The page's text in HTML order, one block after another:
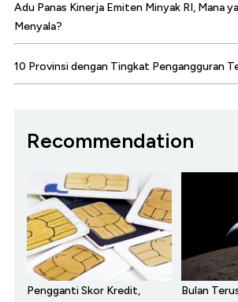
Adu Panas Kinerja Emiten Minyak RI, Mana
Menyala?
10 Provinsi dengan Tingkat Pengangguran
Recommendation
Pengganti Skor Kredit,
Bulan